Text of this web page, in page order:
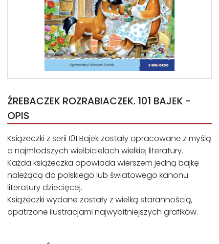
ŹREBACZEK ROZRABIACZEK. 101 BAJEK -
OPIS
Książeczki z serii 101 Bajek zostały opracowane z myślą
o najmłodszych wielbicielach wielkiej literatury.
Każda książeczka opowiada wierszem jedną bajkę
należącą do polskiego lub światowego kanonu
literatury dziecięcej.
Książeczki wydane zostały z wielką starannością,
opatrzone ilustracjami najwybitniejszych grafików.